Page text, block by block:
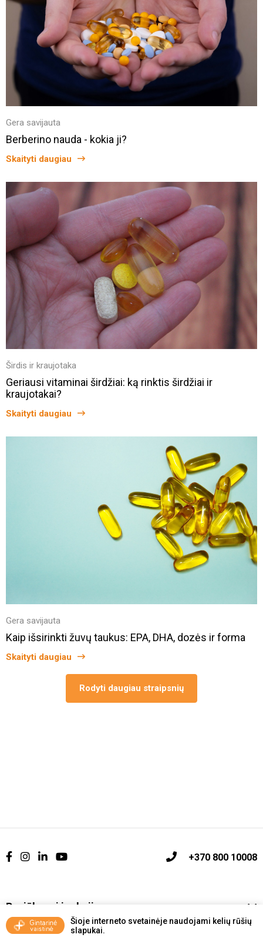
Šioje interneto svetainėje naudojami kelių rūšių
slapukai.
Gera savijauta
Berberino nauda - kokia ji?
Skaityti daugiau
Širdis ir kraujotaka
Geriausi vitaminai širdžiai: ką rinktis širdžiai ir
kraujotakai?
Skaityti daugiau
Gera savijauta
Kaip išsirinkti žuvų taukus: EPA, DHA, dozės ir forma
Skaityti daugiau
Rodyti daugiau straipsnių
+370 800 10008
Pasiūlymai ir akcijos
Vakcinavimo tvarka ir taisyklės